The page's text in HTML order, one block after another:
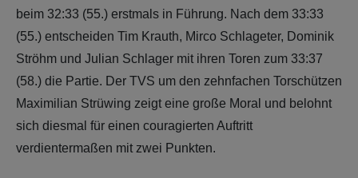
beim 32:33 (55.) erstmals in Führung. Nach dem 33:33
(55.) entscheiden Tim Krauth, Mirco Schlageter, Dominik
Ströhm und Julian Schlager mit ihren Toren zum 33:37
(58.) die Partie. Der TVS um den zehnfachen Torschützen
Maximilian Strüwing zeigt eine große Moral und belohnt
sich diesmal für einen couragierten Auftritt
verdientermaßen mit zwei Punkten.